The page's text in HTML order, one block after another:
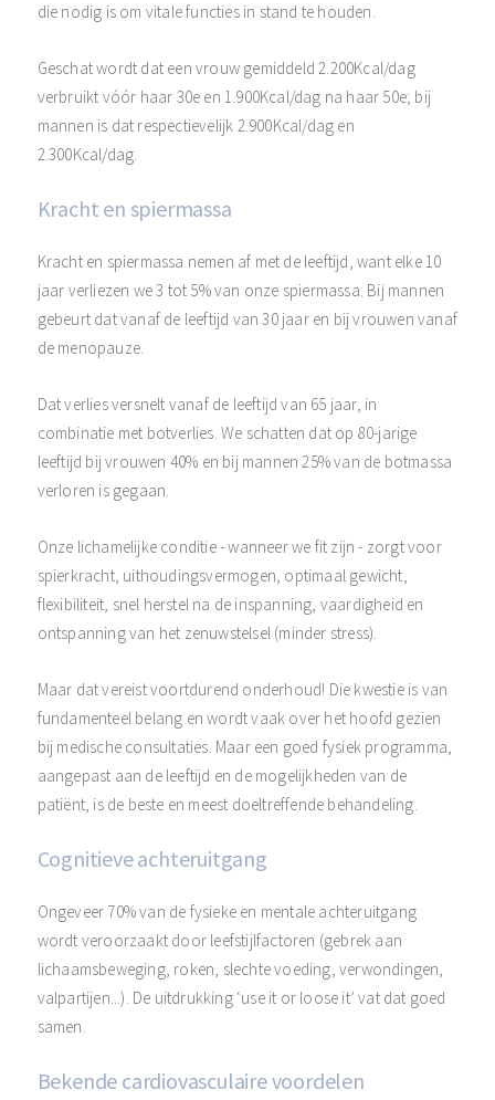
die nodig is om vitale functies in stand te houden.
Geschat wordt dat een vrouw gemiddeld 2.200Kcal/dag
verbruikt vóór haar 30e en 1.900Kcal/dag na haar 50e; bij
mannen is dat respectievelijk 2.900Kcal/dag en
2.300Kcal/dag.
Kracht en spiermassa
Kracht en spiermassa nemen af met de leeftijd, want elke 10
jaar verliezen we 3 tot 5% van onze spiermassa. Bij mannen
gebeurt dat vanaf de leeftijd van 30 jaar en bij vrouwen vanaf
de menopauze.
Dat verlies versnelt vanaf de leeftijd van 65 jaar, in
combinatie met botverlies. We schatten dat op 80-jarige
leeftijd bij vrouwen 40% en bij mannen 25% van de botmassa
verloren is gegaan.
Onze lichamelijke conditie - wanneer we fit zijn - zorgt voor
spierkracht, uithoudingsvermogen, optimaal gewicht,
flexibiliteit, snel herstel na de inspanning, vaardigheid en
ontspanning van het zenuwstelsel (minder stress).
Maar dat vereist voortdurend onderhoud! Die kwestie is van
fundamenteel belang en wordt vaak over het hoofd gezien
bij medische consultaties. Maar een goed fysiek programma,
aangepast aan de leeftijd en de mogelijkheden van de
patiënt, is de beste en meest doeltreffende behandeling.
Cognitieve achteruitgang
Ongeveer 70% van de fysieke en mentale achteruitgang
wordt veroorzaakt door leefstijlfactoren (gebrek aan
lichaamsbeweging, roken, slechte voeding, verwondingen,
valpartijen...). De uitdrukking ‘use it or loose it’ vat dat goed
samen.
Bekende cardiovasculaire voordelen